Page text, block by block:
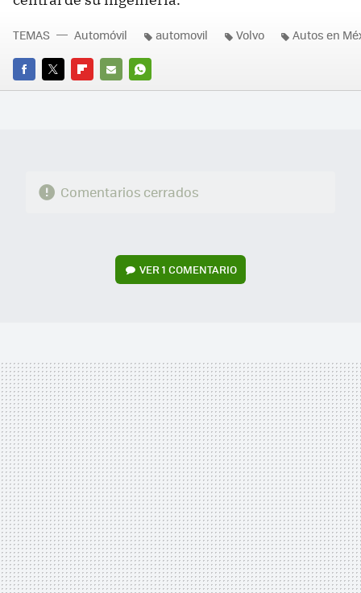
FACEBOOK
TWITTERFLIPBOARD
E-
WHATSAPP
TEMAS Automóvil automovil Volvo Autos en
Comentarios cerrados
VER1 COMENTARIO